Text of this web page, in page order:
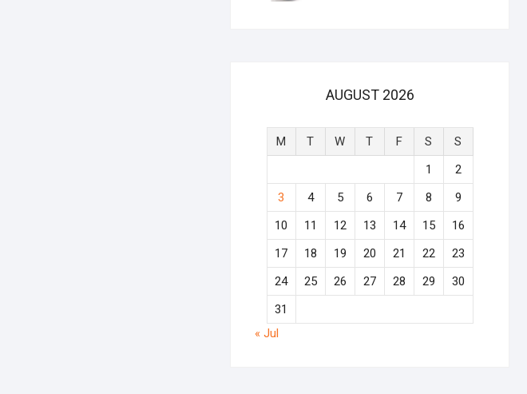
AUGUST 2026
M T W T F S
S
1
2
3
4 5 6 7 8
9
10
11 12 13 14 15
16
17
18 19 20 21 22
23
24
25 26 27 28 29
30
31
« Jul